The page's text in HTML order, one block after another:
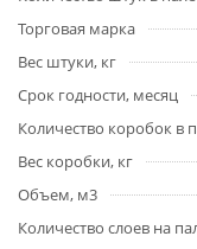
Торговая марка
Вес штуки, кг
Срок годности, месяц
Количество коробок в
Вес коробки, кг
Объем, м3
Количество слоев на